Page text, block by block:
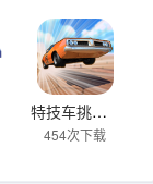
特技车挑战赛3官方版(StuntCar3) v4.07安卓版
454次下载